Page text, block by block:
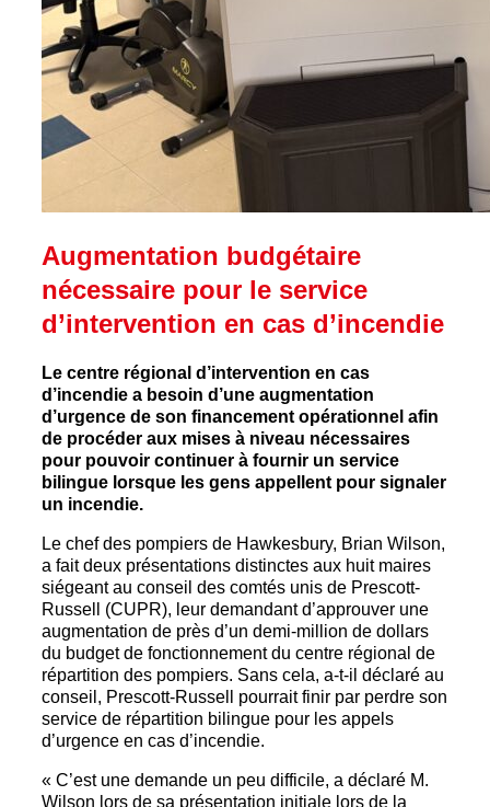
Augmentation budgétaire
nécessaire pour le service
d’intervention en cas d’incendie
Le centre régional d’intervention en cas
d’incendie a besoin d’une augmentation
d’urgence de son financement opérationnel afin
de procéder aux mises à niveau nécessaires
pour pouvoir continuer à fournir un service
bilingue lorsque les gens appellent pour signaler
un incendie.
Le chef des pompiers de Hawkesbury, Brian Wilson,
a fait deux présentations distinctes aux huit maires
siégeant au conseil des comtés unis de Prescott-
Russell (CUPR), leur demandant d’approuver une
augmentation de près d’un demi-million de dollars
du budget de fonctionnement du centre régional de
répartition des pompiers. Sans cela, a-t-il déclaré au
conseil, Prescott-Russell pourrait finir par perdre son
service de répartition bilingue pour les appels
d’urgence en cas d’incendie.
« C’est une demande un peu difficile, a déclaré M.
Wilson lors de sa présentation initiale lors de la